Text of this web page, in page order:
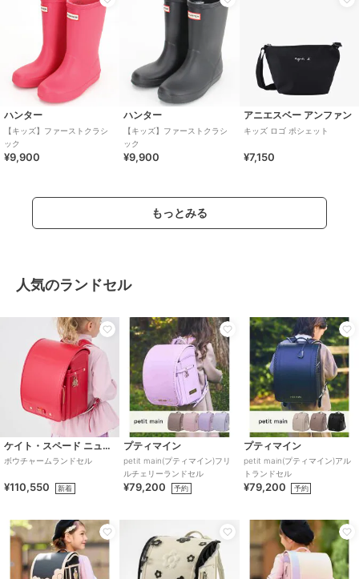
ハンター
【キッズ】ファーストクラシ
ック
¥9,900
ハンター
【キッズ】ファーストクラシ
ック
¥9,900
アニエスベー アンファン
キッズ ロゴ ポシェット
¥7,150
もっとみる
人気のランドセル
ケイト・スペード ニューヨーク キッズ
ボウチャームランドセル
¥110,550 新着
プティマイン
petit main(プティマイン)フリ
ルチェリーランドセル
¥79,200 予約
プティマイン
petit main(プティマイン)アル
トランドセル
¥79,200 予約